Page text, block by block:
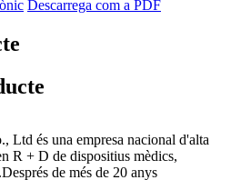
Descarrega com a PDF
Ltd és una empresa nacional d'alta
R + D de dispositius mèdics,
de més de 20 anys